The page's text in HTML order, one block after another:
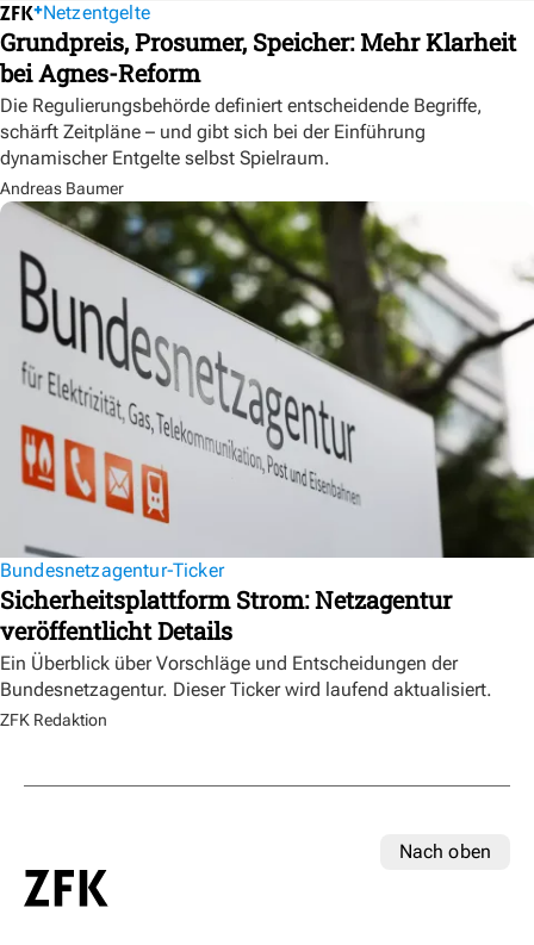
Netzentgelte
Grundpreis, Prosumer, Speicher: Mehr Klarheit
bei Agnes-Reform
Die Regulierungsbehörde definiert entscheidende Begriffe,
schärft Zeitpläne – und gibt sich bei der Einführung
dynamischer Entgelte selbst Spielraum.
Andreas Baumer
Bundesnetzagentur-Ticker
Sicherheitsplattform Strom: Netzagentur
veröffentlicht Details
Ein Überblick über Vorschläge und Entscheidungen der
Bundesnetzagentur. Dieser Ticker wird laufend aktualisiert.
ZFK Redaktion
Nach oben